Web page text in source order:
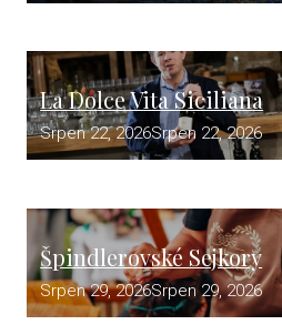
La Dolce Vita Siciliana
Srpen 22, 2026Srpen 22, 2026
Špindlerovské Sejkory
Srpen 29, 2026Srpen 29, 2026